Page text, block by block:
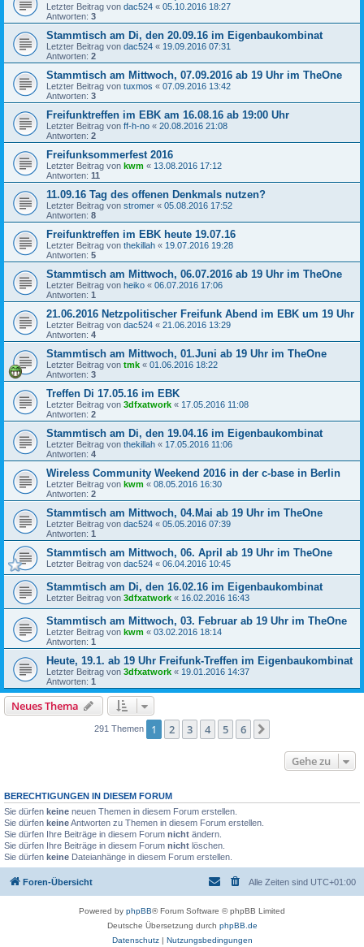
Letzter Beitrag von dac524 « 05.10.2016 18:27
Antworten: 3
Stammtisch am Di, den 20.09.16 im Eigenbaukombinat
Letzter Beitrag von dac524 « 19.09.2016 07:31
Antworten: 2
Stammtisch am Mittwoch, 07.09.2016 ab 19 Uhr im TheOne
Letzter Beitrag von tuxmos « 07.09.2016 13:42
Antworten: 3
Freifunktreffen im EBK am 16.08.16 ab 19:00 Uhr
Letzter Beitrag von ff-h-no « 20.08.2016 21:08
Antworten: 2
Freifunksommerfest 2016
Letzter Beitrag von kwm « 13.08.2016 17:12
Antworten: 11
11.09.16 Tag des offenen Denkmals nutzen?
Letzter Beitrag von stromer « 05.08.2016 17:52
Antworten: 8
Freifunktreffen im EBK heute 19.07.16
Letzter Beitrag von thekillah « 19.07.2016 19:28
Antworten: 5
Stammtisch am Mittwoch, 06.07.2016 ab 19 Uhr im TheOne
Letzter Beitrag von heiko « 06.07.2016 17:06
Antworten: 1
21.06.2016 Netzpolitischer Freifunk Abend im EBK um 19 Uhr
Letzter Beitrag von dac524 « 21.06.2016 13:29
Antworten: 4
Stammtisch am Mittwoch, 01.Juni ab 19 Uhr im TheOne
Letzter Beitrag von tmk « 01.06.2016 18:22
Antworten: 3
Treffen Di 17.05.16 im EBK
Letzter Beitrag von 3dfxatwork « 17.05.2016 11:08
Antworten: 2
Stammtisch am Di, den 19.04.16 im Eigenbaukombinat
Letzter Beitrag von thekillah « 17.05.2016 11:06
Antworten: 4
Wireless Community Weekend 2016 in der c-base in Berlin
Letzter Beitrag von kwm « 08.05.2016 16:30
Antworten: 2
Stammtisch am Mittwoch, 04.Mai ab 19 Uhr im TheOne
Letzter Beitrag von dac524 « 05.05.2016 07:39
Antworten: 1
Stammtisch am Mittwoch, 06. April ab 19 Uhr im TheOne
Letzter Beitrag von dac524 « 06.04.2016 10:45
Stammtisch am Di, den 16.02.16 im Eigenbaukombinat
Letzter Beitrag von 3dfxatwork « 16.02.2016 16:43
Stammtisch am Mittwoch, 03. Februar ab 19 Uhr im TheOne
Letzter Beitrag von kwm « 03.02.2016 18:14
Antworten: 1
Heute, 19.1. ab 19 Uhr Freifunk-Treffen im Eigenbaukombinat
Letzter Beitrag von 3dfxatwork « 19.01.2016 14:37
Antworten: 1
Neues Thema
291 Themen 1 2 3 4 5 6
Gehe zu
BERECHTIGUNGEN IN DIESEM FORUM
Sie dürfen keine neuen Themen in diesem Forum erstellen.
Sie dürfen keineAntworten zu Themen in diesem Forum erstellen.
Sie dürfen Ihre Beiträge in diesem Forum nicht ändern.
Sie dürfen Ihre Beiträge in diesem Forum nicht löschen.
Sie dürfen keine Dateianhänge in diesem Forum erstellen.
Foren-Übersicht Alle Zeiten sind UTC+01:00
Powered by phpBB® Forum Software © phpBB Limited
Deutsche Übersetzung durch phpBB.de
Datenschutz| Nutzungsbedingungen